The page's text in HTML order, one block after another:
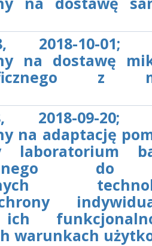
2018-10-01;
na dostawę
z
2018-09-20;
na adaptację
laboratorium
do
ich
warunkach